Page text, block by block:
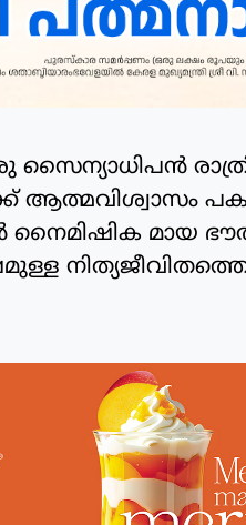
സൈന്യാധിപന്‍
ആത്മവിശ്വാസം
മായ